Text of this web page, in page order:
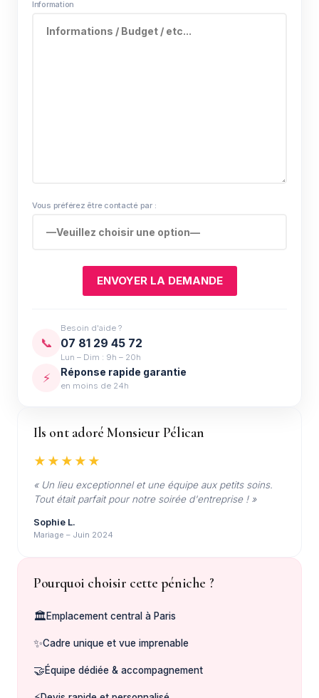
Information
Vous préférez être contacté par :
📞
Besoin d'aide ?
07 81 29 45 72
Lun – Dim : 9h – 20h
⚡ Réponse rapide garantie
en moins de 24h
Ils ont adoré Monsieur Pélican
★★★★★
« Un lieu exceptionnel et une équipe aux petits soins.
Tout était parfait pour notre soirée d'entreprise ! »
Sophie L.
Mariage – Juin 2024
Pourquoi choisir cette péniche ?
🏛️Emplacement central à Paris
✨Cadre unique et vue imprenable
🤝Équipe dédiée & accompagnement